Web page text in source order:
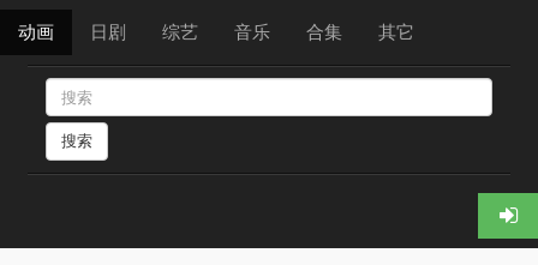
动画 日剧 综艺 音乐 合集 其它
搜索